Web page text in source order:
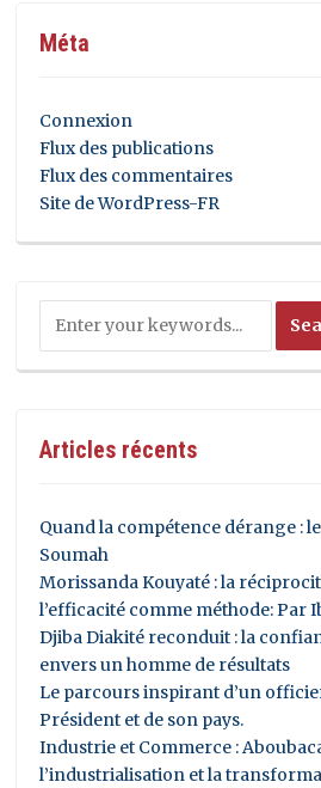
Méta
Connexion
Flux des publications
Flux des commentaires
Site de WordPress-FR
Articles récents
Quand la compétence dérange :
Soumah
Morissanda Kouyaté : la
l’efficacité comme méthode: Par
Djiba Diakité reconduit : la
envers un homme de résultats
Le parcours inspirant d’un
Président et de son pays.
Industrie et Commerce :
l’industrialisation et la